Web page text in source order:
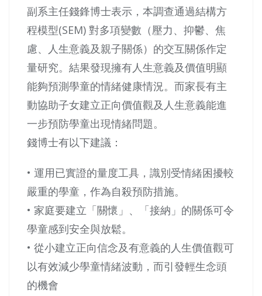
副系主任錢鋒博士表示，本調查通過結構方
程模型(SEM) 對多項變數（壓力、抑鬱、焦
慮、人生意義及親子關係）的交互關係作定
量研究。結果發現擁有人生意義及價值明顯
能夠預測學童的情緒健康情況。而家長有主
動協助子女建立正向價值觀及人生意義能進
一步預防學童出現情緒問題。
錢博士有以下建議：
• 運用已實證的量度工具，識別受情緒困擾較
嚴重的學童，作為自殺預防措施。
• 家庭要建立「關懷」、「接納」的關係可令
學童感到安全與放鬆。
• 從小建立正向信念及有意義的人生價值觀可
以有效減少學童情緒波動，而引發輕生念頭
的機會